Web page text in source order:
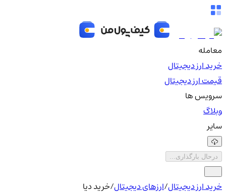
معامله
خرید ارز دیجیتال
قیمت ارز دیجیتال
سرویس ها
وبلاگ
سایر
درحال بارگذاری...
خرید ارز دیجیتال/ارزهای دیجیتال/خرید دیا